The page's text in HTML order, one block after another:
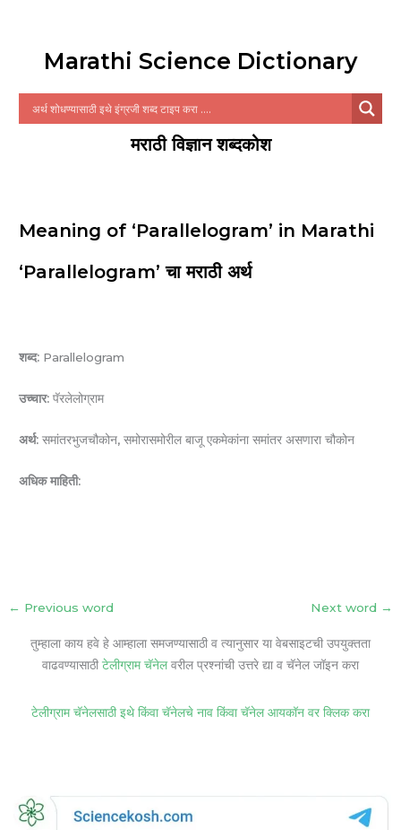
Marathi Science Dictionary
मराठी विज्ञान शब्दकोश
Meaning of ‘Parallelogram’ in Marathi
‘Parallelogram’ चा मराठी अर्थ
शब्द: Parallelogram
उच्चार: पॅरलेलोग्राम
अर्थ: समांतरभुजचौकोन, समोरासमोरील बाजू एकमेकांना समांतर असणारा चौकोन
अधिक माहिती:
← Previous word Next word →
तुम्हाला काय हवे हे आम्हाला समजण्यासाठी व त्यानुसार या वेबसाइटची उपयुक्तता
वाढवण्यासाठी टेलीग्राम चॅनेलवरील प्रश्नांची उत्तरे द्या व चॅनेल जॉइन करा
टेलीग्राम चॅनेलसाठी इथे किंवा चॅनेलचे नाव किंवा चॅनेल आयकॉन वर क्लिक करा